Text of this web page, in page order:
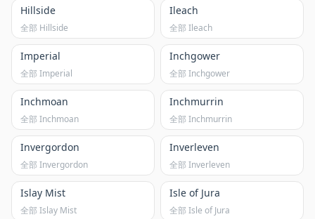
Hillside
全部 Hillside
Ileach
全部 Ileach
Imperial
全部 Imperial
Inchgower
全部 Inchgower
Inchmoan
全部 Inchmoan
Inchmurrin
全部 Inchmurrin
Invergordon
全部 Invergordon
Inverleven
全部 Inverleven
Islay Mist
全部 Islay Mist
Isle of Jura
全部 Isle of Jura